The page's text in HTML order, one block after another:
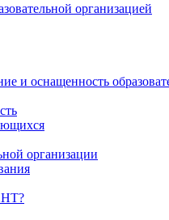
организацией
и оснащенность
организации